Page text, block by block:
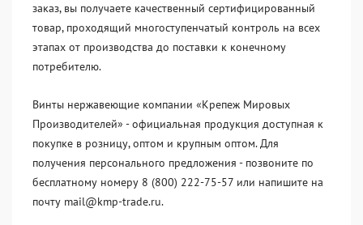
заказ, вы получаете качественный сертифицированный
товар, проходящий многоступенчатый контроль на всех
этапах от производства до поставки к конечному
потребителю.
Винты нержавеющие компании «Крепеж Мировых
Производителей» - официальная продукция доступная к
покупке в розницу, оптом и крупным оптом. Для
получения персонального предложения - позвоните по
бесплатному номеру 8 (800) 222-75-57 или напишите на
почту mail@kmp-trade.ru.